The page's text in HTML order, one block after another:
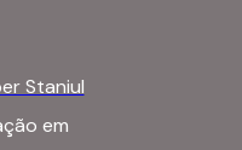
Staniul
em